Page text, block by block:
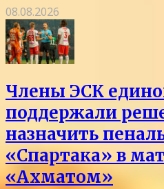
08.08.2026
Члены ЭСК
поддержали
назначить
«Спартака» в
«Ахматом»